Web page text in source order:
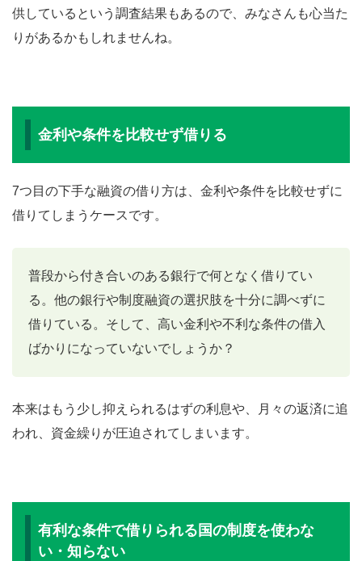
供しているという調査結果もあるので、みなさんも心当た
りがあるかもしれませんね。
金利や条件を比較せず借りる
7つ目の下手な融資の借り方は、金利や条件を比較せずに
借りてしまうケースです。
普段から付き合いのある銀行で何となく借りてい
る。他の銀行や制度融資の選択肢を十分に調べずに
借りている。そして、高い金利や不利な条件の借入
ばかりになっていないでしょうか？
本来はもう少し抑えられるはずの利息や、月々の返済に追
われ、資金繰りが圧迫されてしまいます。
有利な条件で借りられる国の制度を使わな
い・知らない